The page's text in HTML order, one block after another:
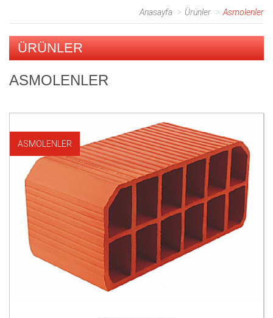
Anasayfa Ürünler Asmolenler
ÜRÜNLER
ASMOLENLER
ASMOLENLER